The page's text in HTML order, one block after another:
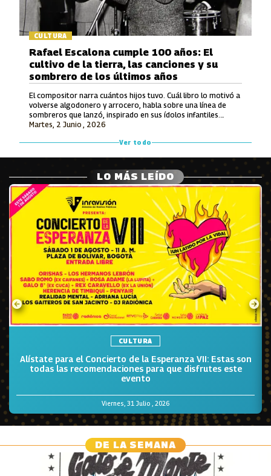
CULTURA
Martes, 2 Junio , 2026
Rafael Escalona cumple 100 años: El
cultivo de la tierra, las canciones y su
sombrero de los últimos años
El compositor narra cuántos hijos tuvo. Cuál libro lo motivó a
volverse algodonero y arrocero, habla sobre una línea de
sombreros que lanzó, inspirado en sus ídolos infantiles.
También recuerda lo que le ofrecieron por hacerle una
inédito que luego grabó Jorge Oñate.
Ver todo
LO MÁS LEÍDO
CULTURA
Viernes, 31 Julio , 2026
Alístate para el Concierto de la Esperanza VII: Estas son
todas las recomendaciones para que disfrutes este
evento
DE LA SEMANA